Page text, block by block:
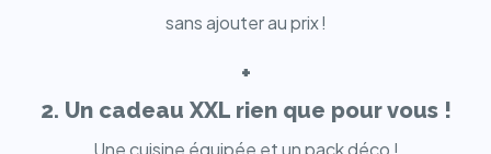
sans ajouter au prix !
+
2. Un cadeau XXL rien que pour vous !
Une cuisine équipée et un pack déco !